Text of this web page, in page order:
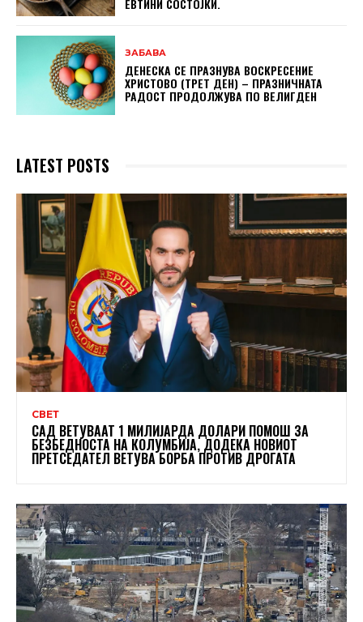
ЕВТИНИ СОСТОЈКИ.
ЗАБАВА
ДЕНЕСКА СЕ ПРАЗНУВА ВОСКРЕСЕНИЕ
ХРИСТОВО (ТРЕТ ДЕН) – ПРАЗНИЧНАТА
РАДОСТ ПРОДОЛЖУВА ПО ВЕЛИГДЕН
LATEST POSTS
СВЕТ
САД ВЕТУВААТ 1 МИЛИЈАРДА ДОЛАРИ ПОМОШ ЗА
БЕЗБЕДНОСТА НА КОЛУМБИЈА, ДОДЕКА НОВИОТ
ПРЕТСЕДАТЕЛ ВЕТУВА БОРБА ПРОТИВ ДРОГАТА